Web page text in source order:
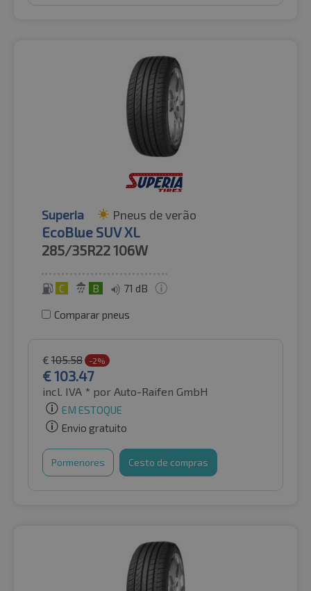
Superia Pneus de verão
EcoBlue SUV XL
285/35R22106W
C B 71 dB
Comparar pneus
€ 105.58 -2%
€103.47
incl. IVA * por Auto-Raifen GmbH
EM ESTOQUE
Envio gratuito
Pormenores Cesto de compras